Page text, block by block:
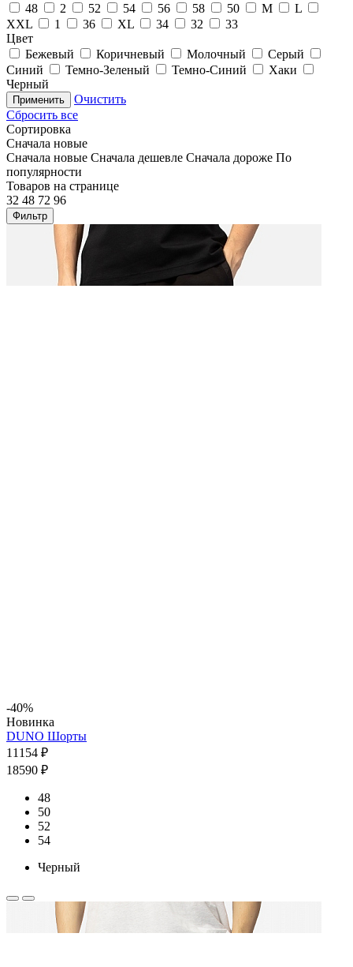
48
2 52 54 56 58 50 M
L
XXL
1 36 XL 34 32
33
Цвет
Бежевый
Коричневый Молочный
Серый
Синий
Темно-Зеленый Темно-Синий
Хаки
Черный
Применить
Очистить
Сбросить все
Сортировка
Сначала новые
Сначала новые Сначала дешевле Сначала дороже По
популярности
Товаров на странице
32 48 72 96
Фильтр
-40%
Новинка
DUNO Шорты
11154 ₽
18590 ₽
48
50
52
54
Черный